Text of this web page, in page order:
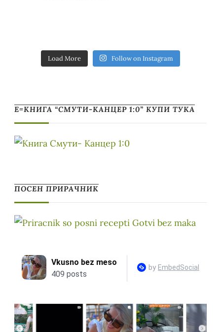
Load More Follow on Instagram
Е=КНИГА “СМУТИ-КАНЦЕР 1:0” КУПИ ТУКА
ПОСЕН ПРИРАЧНИК